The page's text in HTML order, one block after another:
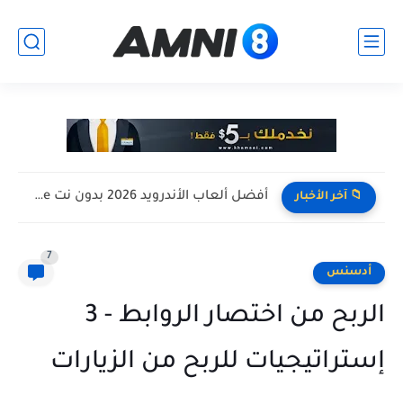
📁 آخر الأخبار افضل تجميعة كمبيوتر للالعاب بأرخص سعر ممكن ! تجميعة Pc...
أدسنس
7
الربح من اختصار الروابط - 3
إستراتيجيات للربح من الزيارات